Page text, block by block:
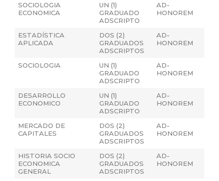
SOCIOLOGIA
ECONOMICA
UN (1)
GRADUADO
ADSCRIPTO
AD-
HONOREM
ESTADÍSTICA
APLICADA
DOS (2)
GRADUADOS
ADSCRIPTOS
AD-
HONOREM
SOCIOLOGIA
UN (1)
GRADUADO
ADSCRIPTO
AD-
HONOREM
DESARROLLO
ECONOMICO
UN (1)
GRADUADO
ADSCRIPTO
AD-
HONOREM
MERCADO DE
CAPITALES
DOS (2)
GRADUADOS
ADSCRIPTOS
AD-
HONOREM
HISTORIA SOCIO
ECONOMICA
GENERAL
DOS (2)
GRADUADOS
ADSCRIPTOS
AD-
HONOREM